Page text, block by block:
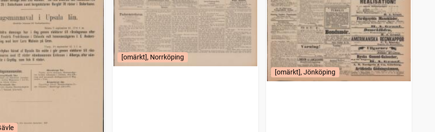
[omärkt], Norrköping
[omärkt], Jönköping